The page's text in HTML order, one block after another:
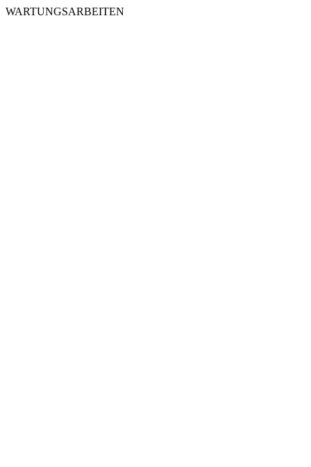
WARTUNGSARBEITEN